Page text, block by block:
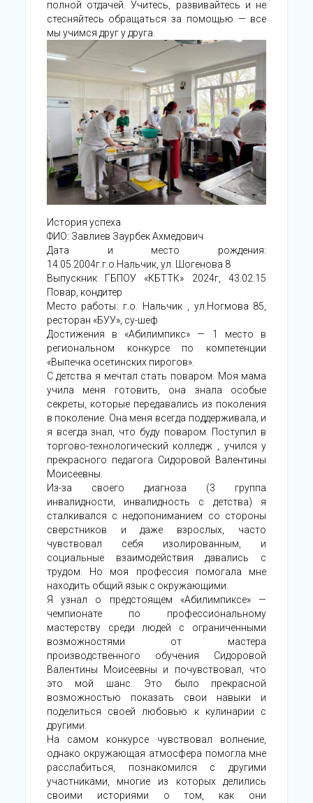
полной отдачей. Учитесь, развивайтесь и не
стесняйтесь обращаться за помощью — все
мы учимся друг у друга.
История успеха
ФИО: Завлиев Заурбек Ахмедович
Дата и место рождения:
14.05.2004г.г.о.Нальчик, ул. Шогенова 8
Выпускник ГБПОУ «КБТТК» 2024г, 43.02.15
Повар, кондитер
Место работы: г.о. Нальчик , ул.Ногмова 85,
ресторан «БУУ», су-шеф
Достижения в «Абилимпикс» — 1 место в
региональном конкурсе по компетенции
«Выпечка осетинских пирогов».
С детства я мечтал стать поваром. Моя мама
учила меня готовить, она знала особые
секреты, которые передавались из поколения
в поколение. Она меня всегда поддерживала, и
я всегда знал, что буду поваром. Поступил в
торгово-технологический колледж , учился у
прекрасного педагога Сидоровой Валентины
Моисеевны.
Из-за своего диагноза (3 группа
инвалидности, инвалидность с детства) я
сталкивался с недопониманием со стороны
сверстников и даже взрослых, часто
чувствовал себя изолированным, и
социальные взаимодействия давались с
трудом. Но моя профессия помогала мне
находить общий язык с окружающими.
Я узнал о предстоящем «Абилимпиксе» —
чемпионате по профессиональному
мастерству среди людей с ограниченными
возможностями от мастера
производственного обучения Сидоровой
Валентины Моисеевны и почувствовал, что
это мой шанс. Это было прекрасной
возможностью показать свои навыки и
поделиться своей любовью к кулинарии с
другими.
На самом конкурсе чувствовал волнение,
однако окружающая атмосфера помогла мне
расслабиться, познакомился с другими
участниками, многие из которых делились
своими историями о том, как они